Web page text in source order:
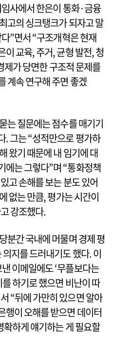
사에서 한은이 통화·금융
고의 싱크탱크가 되자고 말
”면서 “구조개혁은 현재
이 교육, 주거, 균형 발전, 청
제가 당면한 구조적 문제를
계속 연구해 주면 좋겠
는 질문에는 점수를 매기기
. 그는 “성적만으로 평가하
왔기 때문에 내 임기에 대
에는 그렇다”며 “통화정책
고 손해를 보는 분도 있어
없는 만큼, 평가는 시간이
강조했다.
분간 국내에 머물며 경제 평
지를 드러내기도 했다. 이
이메일에도 ‘무플보다는
하기로 했으면 비난이 따
“뒤에 가만히 있으면 알아
행이 오해를 받으면 데이터
확하게 얘기하는 게 필요할